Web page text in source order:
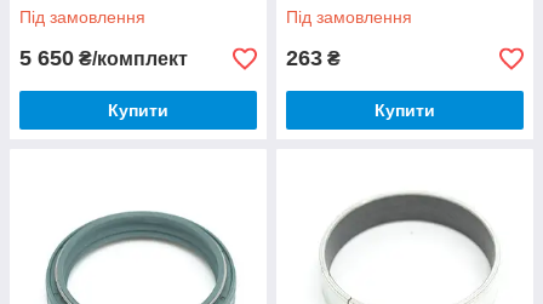
Під замовлення
5 650 ₴/комплект
Купити
Під замовлення
263 ₴
Купити